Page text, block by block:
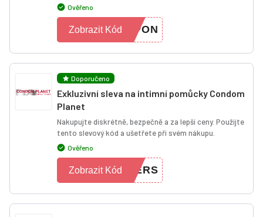
Ověřeno
UPON
Zobrazit Kód
Doporučeno
Exkluzivní sleva na intimní pomůcky Condom
Planet
Nakupujte diskrétně, bezpečně a za lepší ceny. Použijte
tento slevový kód a ušetřete při svém nákupu.
Ověřeno
FERS
Zobrazit Kód